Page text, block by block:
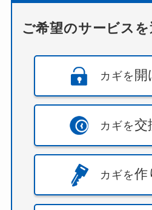
ご希望のサービス
カギを 開
カギを交
カギを作